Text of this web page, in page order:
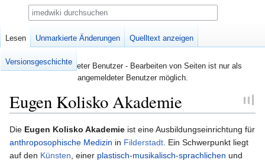
Nicht angemeldeter Benutzer - Bearbeiten von Seiten ist nur als
angemeldeter Benutzer möglich.
Eugen Kolisko Akademie
Zur
Navigation
springen
Zur
Suche
springen
Die Eugen Kolisko Akademie ist eine Ausbildungseinrichtung für
anthroposophische Medizin in Filderstadt. Ein Schwerpunkt liegt
auf den Künsten, einer plastisch-musikalisch-sprachlichen und
Seite Diskussion
Lesen Unmarkierte Änderungen Quelltext anzeigen
Versionsgeschichte
Suche